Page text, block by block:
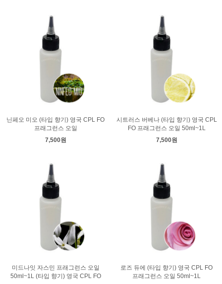
닌페오 미오 (타입 향기) 영국 CPL FO
프래그런스 오일
7,500원
시트러스 버베나 (타입 향기) 영국 CPL
FO 프래그런스 오일 50ml~1L
7,500원
미드나잇 자스민 프래그런스 오일
50ml~1L (타입 향기) 영국 CPL FO
로즈 듀에 (타입 향기) 영국 CPL FO
프래그런스 오일 50ml~1L